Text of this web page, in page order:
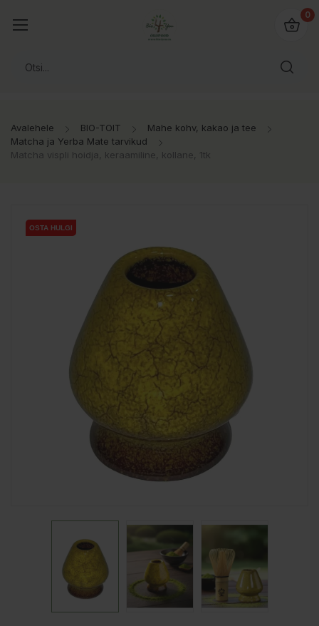
0
Avalehele BIO-TOIT
Mahe kohv, kakao ja tee
Matcha ja Yerba Mate tarvikud
Matcha vispli hoidja, keraamiline, kollane, 1tk
OSTA HULGI